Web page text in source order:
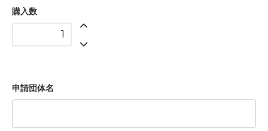
購入数
申請団体名